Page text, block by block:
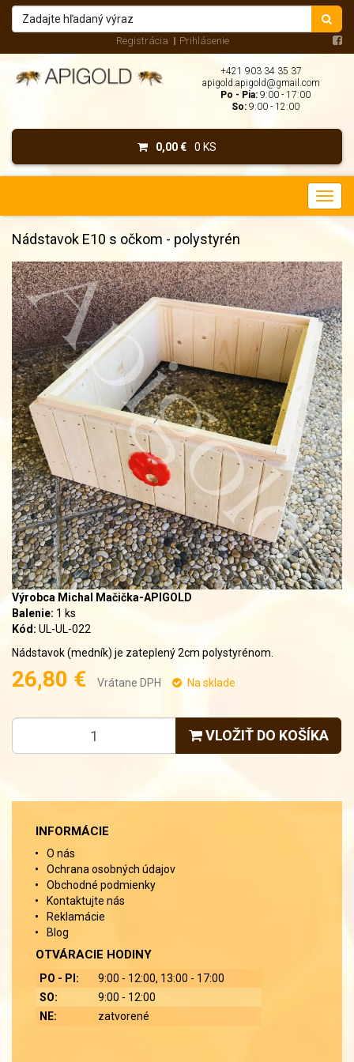
Registrácia Prihlásenie
+421 903 34 35 37
apigold.apigold@gmail.com
Po - Pia: 9:00 - 17:00
So: 9:00 - 12:00
0,00 € 0 KS
Nádstavok E10 s očkom - polystyrén
Výrobca Michal Mačička-APIGOLD
Balenie: 1 ks
Kód: UL-UL-022
Nádstavok (medník) je zateplený 2cm polystyrénom.
26,80 € Vrátane DPH Na sklade
VLOŽIŤ DO KOŠÍKA
INFORMÁCIE
O nás
Ochrana osobných údajov
Obchodné podmienky
Kontaktujte nás
Reklamácie
Blog
OTVÁRACIE HODINY
PO - PI:
9:00 - 12:00, 13:00 - 17:00
SO:
9:00 - 12:00
NE:
zatvorené